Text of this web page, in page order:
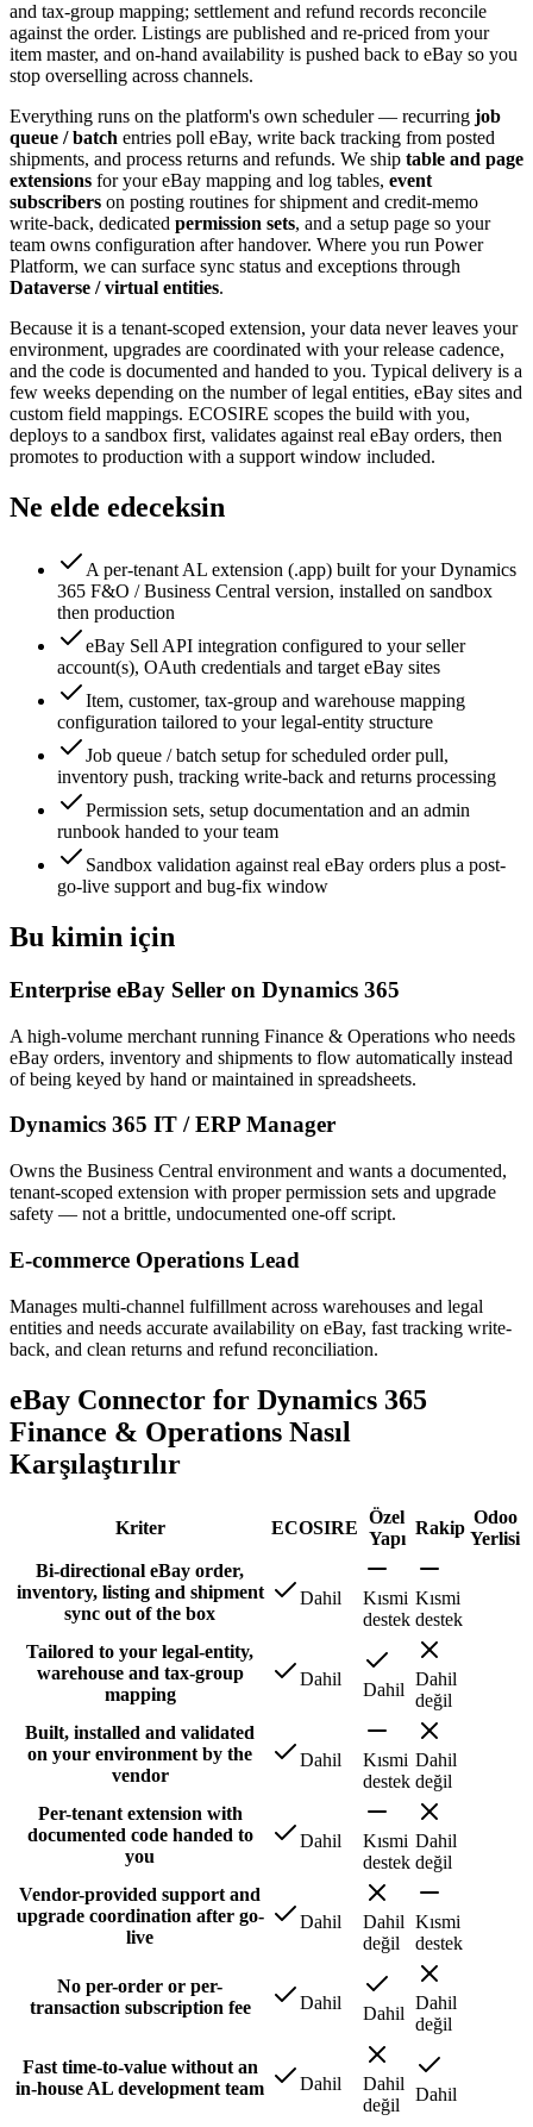
and tax-group mapping; settlement and refund records reconcile
against the order. Listings are published and re-priced from your
item master, and on-hand availability is pushed back to eBay so you
stop overselling across channels.
Everything runs on the platform's own scheduler — recurring job
queue / batch entries poll eBay, write back tracking from posted
shipments, and process returns and refunds. We ship table and page
extensions for your eBay mapping and log tables, event
subscribers on posting routines for shipment and credit-memo
write-back, dedicated permission sets, and a setup page so your
team owns configuration after handover. Where you run Power
Platform, we can surface sync status and exceptions through
Dataverse / virtual entities.
Because it is a tenant-scoped extension, your data never leaves your
environment, upgrades are coordinated with your release cadence,
and the code is documented and handed to you. Typical delivery is a
few weeks depending on the number of legal entities, eBay sites and
custom field mappings. ECOSIRE scopes the build with you,
deploys to a sandbox first, validates against real eBay orders, then
promotes to production with a support window included.
Ne elde edeceksin
A per-tenant AL extension (.app) built for your Dynamics
365 F&O / Business Central version, installed on sandbox
then production
eBay Sell API integration configured to your seller
account(s), OAuth credentials and target eBay sites
Item, customer, tax-group and warehouse mapping
configuration tailored to your legal-entity structure
Job queue / batch setup for scheduled order pull,
inventory push, tracking write-back and returns processing
Permission sets, setup documentation and an admin
runbook handed to your team
Sandbox validation against real eBay orders plus a post-
go-live support and bug-fix window
Bu kimin için
Enterprise eBay Seller on Dynamics 365
A high-volume merchant running Finance & Operations who needs
eBay orders, inventory and shipments to flow automatically instead
of being keyed by hand or maintained in spreadsheets.
Dynamics 365 IT / ERP Manager
Owns the Business Central environment and wants a documented,
tenant-scoped extension with proper permission sets and upgrade
safety — not a brittle, undocumented one-off script.
E-commerce Operations Lead
Manages multi-channel fulfillment across warehouses and legal
entities and needs accurate availability on eBay, fast tracking write-
back, and clean returns and refund reconciliation.
eBay Connector for Dynamics 365
Finance & Operations Nasıl
Karşılaştırılır
Kriter ECOSIRE
Özel
Yapı
Rakip
Odoo
Yerlisi
Bi-directional eBay order,
inventory, listing and shipment
sync out of the box
Dahil
Kısmi
destek
Kısmi
destek
Tailored to your legal-entity,
warehouse and tax-group
mapping
Dahil
Dahil
Dahil
değil
Built, installed and validated
on your environment by the
vendor
Dahil
Kısmi
destek
Dahil
değil
Per-tenant extension with
documented code handed to
you
Dahil
Kısmi
destek
Dahil
değil
Vendor-provided support and
upgrade coordination after go-
live
Dahil
Dahil
değil
Kısmi
destek
No per-order or per-
transaction subscription fee
Dahil
Dahil
Dahil
değil
Fast time-to-value without an
in-house AL development team
Dahil
Dahil
değil
Dahil